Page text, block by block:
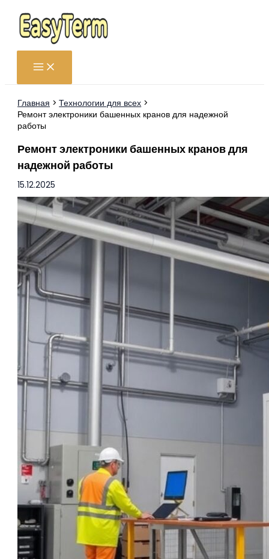
Перейти
содержимому
Главная
Технологии для всех
Ремонт электроники башенных кранов для надежной
работы
Ремонт электроники башенных кранов для
надежной работы
15.12.2025